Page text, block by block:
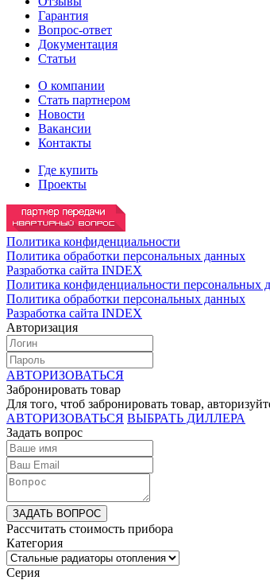
Гарантия
Вопрос-ответ
Документация
Статьи
О компании
Стать партнером
Новости
Вакансии
Контакты
Где купить
Проекты
Политика конфиденциальности
Политика обработки персональных данных
Разработка сайта INDEX
Политика конфиденциальности персональных
Политика обработки персональных данных
Разработка сайта INDEX
Авторизация
АВТОРИЗОВАТЬСЯ
Забронировать товар
Для того, чтоб забронировать товар,
АВТОРИЗОВАТЬСЯ ВЫБРАТЬ ДИЛЛЕРА
Задать вопрос
ЗАДАТЬ ВОПРОС
Рассчитать стоимость прибора
Категория
Серия